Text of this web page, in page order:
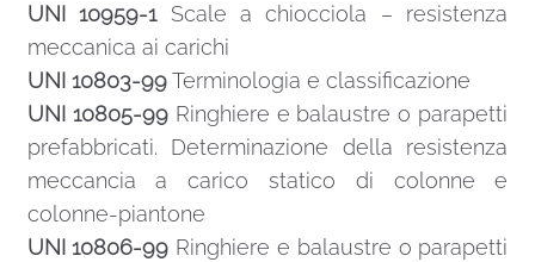
UNI 10959-1Scale a chiocciola – resistenza
meccanica ai carichi
UNI 10803-99Terminologia e classificazione
UNI 10805-99Ringhiere e balaustre o parapetti
prefabbricati. Determinazione della resistenza
meccancia a carico statico di colonne e
colonne-piantone
UNI 10806-99 Ringhiere e balaustre o parapetti